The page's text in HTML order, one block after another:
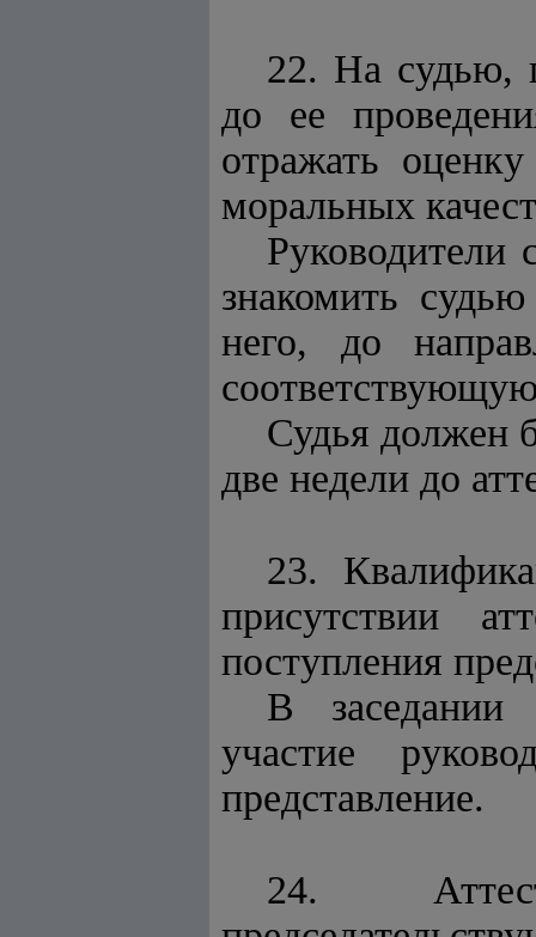
22. На судью,
до ее
отражать
моральных
Руководители
знакомить
него, до
Судья должен
две недели до
23.
присутствии
поступления
В заседании
участие
представление.
24.